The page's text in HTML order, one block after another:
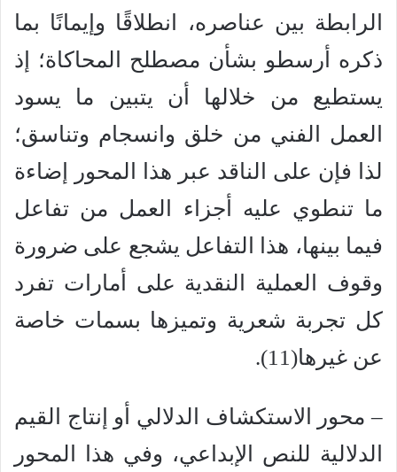
الرابطة بين عناصره، انطلاقًا وإيمانًا بما
ذكره أرسطو بشأن مصطلح المحاكاة؛ إذ
يستطيع من خلالها أن يتبين ما يسود
العمل الفني من خلق وانسجام وتناسق؛
لذا فإن على الناقد عبر هذا المحور إضاءة
ما تنطوي عليه أجزاء العمل من تفاعل
فيما بينها، هذا التفاعل يشجع على ضرورة
وقوف العملية النقدية على أمارات تفرد
كل تجربة شعرية وتميزها بسمات خاصة
عن غيرها(11).
– محور الاستكشاف الدلالي أو إنتاج القيم
الدلالية للنص الإبداعي، وفي هذا المحور